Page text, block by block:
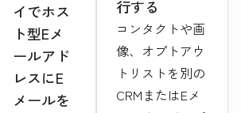
イでホス
ト型Eメ
ールアド
レスにE
メールを
行する
コンタクトや画
像、オプトアウ
トリストを別の
CRMまたはEメ